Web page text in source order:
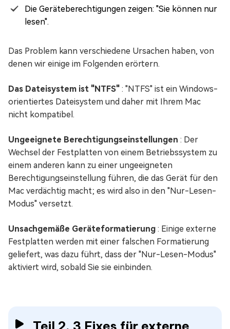
Die Geräteberechtigungen zeigen: "Sie können nur
lesen".
Das Problem kann verschiedene Ursachen haben, von
denen wir einige im Folgenden erörtern.
Das Dateisystem ist "NTFS" : "NTFS" ist ein Windows-
orientiertes Dateisystem und daher mit Ihrem Mac
nicht kompatibel.
Ungeeignete Berechtigungseinstellungen : Der
Wechsel der Festplatten von einem Betriebssystem zu
einem anderen kann zu einer ungeeigneten
Berechtigungseinstellung führen, die das Gerät für den
Mac verdächtig macht; es wird also in den "Nur-Lesen-
Modus" versetzt.
Unsachgemäße Geräteformatierung : Einige externe
Festplatten werden mit einer falschen Formatierung
geliefert, was dazu führt, dass der "Nur-Lesen-Modus"
aktiviert wird, sobald Sie sie einbinden.
Teil 2. 3 Fixes für externe